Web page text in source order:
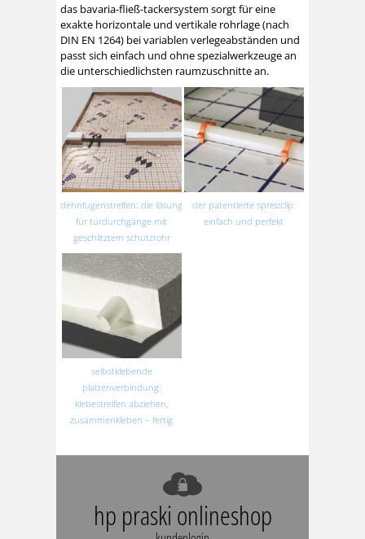
das bavaria-fließ-tackersystem sorgt für eine
exakte horizontale und vertikale rohrlage (nach
DIN EN 1264) bei variablen verlegeabständen und
passt sich einfach und ohne spezialwerkzeuge an
die unterschiedlichsten raumzuschnitte an.
dehnfugenstreifen: die lösung
für türdurchgänge mit
geschlitztem schutzrohr
der patentierte spreizclip:
einfach und perfekt
selbstklebende
plattenverbindung:
klebestreifen abziehen,
zusammenkleben – fertig
hp praski onlineshop